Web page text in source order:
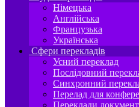
Німецька
Англійська
Французька
Українська
Сфери перекладів
Усний переклад
Послідовний
Синхронний
Перелад для
Переклади